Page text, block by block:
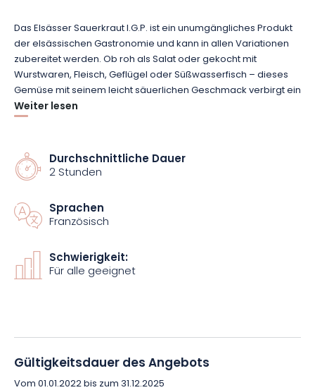
Das Elsässer Sauerkraut I.G.P. ist ein unumgängliches Produkt
der elsässischen Gastronomie und kann in allen Variationen
zubereitet werden. Ob roh als Salat oder gekocht mit
Wurstwaren, Fleisch, Geflügel oder Süßwasserfisch – dieses
Gemüse mit seinem leicht säuerlichen Geschmack verbirgt ein
lang gehütetes Geheimnis. Seine Herstellungsgeheimnisse
werden Ihnen während des Besuchs des Sauerkrauthauses –
Denken Sie daran, eine Kühltasche mitzunehmen, um Ihre
Weiter lesen
Durchschnittliche Dauer
2 Stunden
Sprachen
Französisch
Schwierigkeit:
Für alle geeignet
Gültigkeitsdauer des Angebots
Vom 01.01.2022 bis zum 31.12.2025